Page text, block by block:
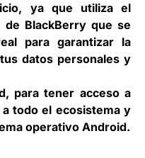
ya que utiliza el
BlackBerry que se
para garantizar la
datos personales y
para tener acceso a
todo el ecosistema y
operativo Android.